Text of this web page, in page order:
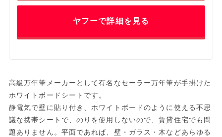
ヤフーで詳細を見る
高級万年筆メーカーとして有名なセーラー万年筆が手掛けた
ホワイトボードシートです。
静電気で壁に貼り付き、ホワイトボードのように使える不思
議な携帯シートで、のりを使用しないので、賃貸住宅でも問
題ありません。平面であれば、壁・ガラス・木などあらゆる